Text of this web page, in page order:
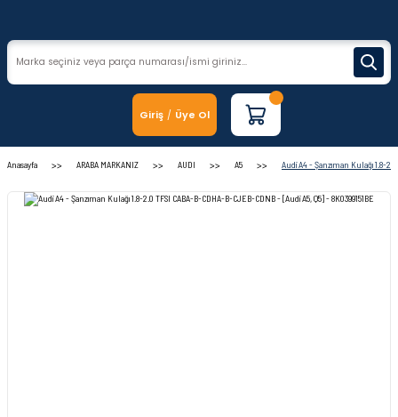
Giriş / Üye Ol
Anasayfa ARABA MARKANIZ AUDI A5 Audi A4 - Şanzıman Kulağı 1.8-